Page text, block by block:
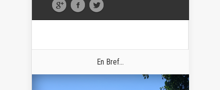
En Bref...